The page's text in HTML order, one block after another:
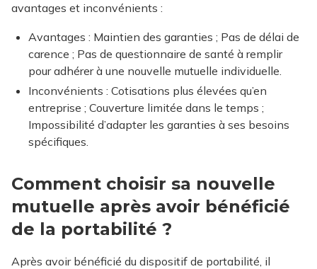
avantages et inconvénients :
Avantages : Maintien des garanties ; Pas de délai de
carence ; Pas de questionnaire de santé à remplir
pour adhérer à une nouvelle mutuelle individuelle.
Inconvénients : Cotisations plus élevées qu’en
entreprise ; Couverture limitée dans le temps ;
Impossibilité d’adapter les garanties à ses besoins
spécifiques.
Comment choisir sa nouvelle
mutuelle après avoir bénéficié
de la portabilité ?
Après avoir bénéficié du dispositif de portabilité, il